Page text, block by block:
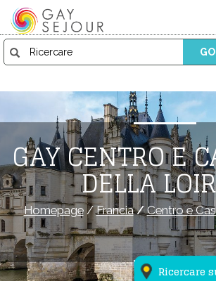
Ricercare
GAY CENTRO E
DELLA
Homepage/Francia/Centro e